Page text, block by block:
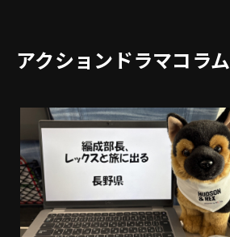
アクションドラマコラム